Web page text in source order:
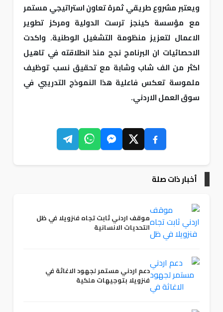
ويعتبر مشروع طريقي ثمرة تعاون استراتيجي مستمر
مع مؤسسة كينجز ترست الدولية ومركز تطوير
الاعمال لتعزيز منظومة التشغيل الوطنية. واكدت
الاحصائيات ان البرنامج نجح منذ انطلاقته في تاهيل
اكثر من الف شاب وشابة مع تحقيق نسب توظيف
ملموسة تعكس فاعلية هذا النموذج التدريبي في
سوق العمل الاردني.
أخبار ذات صلة
موقف اردني ثابت تجاه فنزويلا في ظل
التحديات الانسانية
دعم اردني مستمر لجهود الاغاثة في
فنزويلا بتوجيهات ملكية